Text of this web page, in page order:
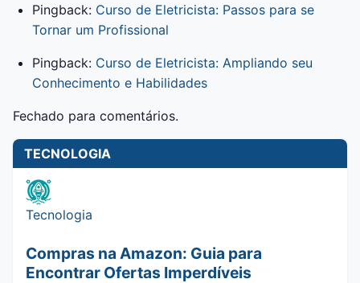
Pingback: Curso de Eletricista: Passos para se
Tornar um Profissional
Pingback: Curso de Eletricista: Ampliando seu
Conhecimento e Habilidades
Fechado para comentários.
TECNOLOGIA
Tecnologia
Compras na Amazon: Guia para
Encontrar Ofertas Imperdíveis